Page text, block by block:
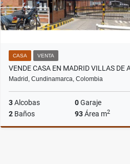
CASA VENTA
Madrid, Cundinamarca, Colombia
3Alcobas 0Garaje
2 Baños 93Área m2